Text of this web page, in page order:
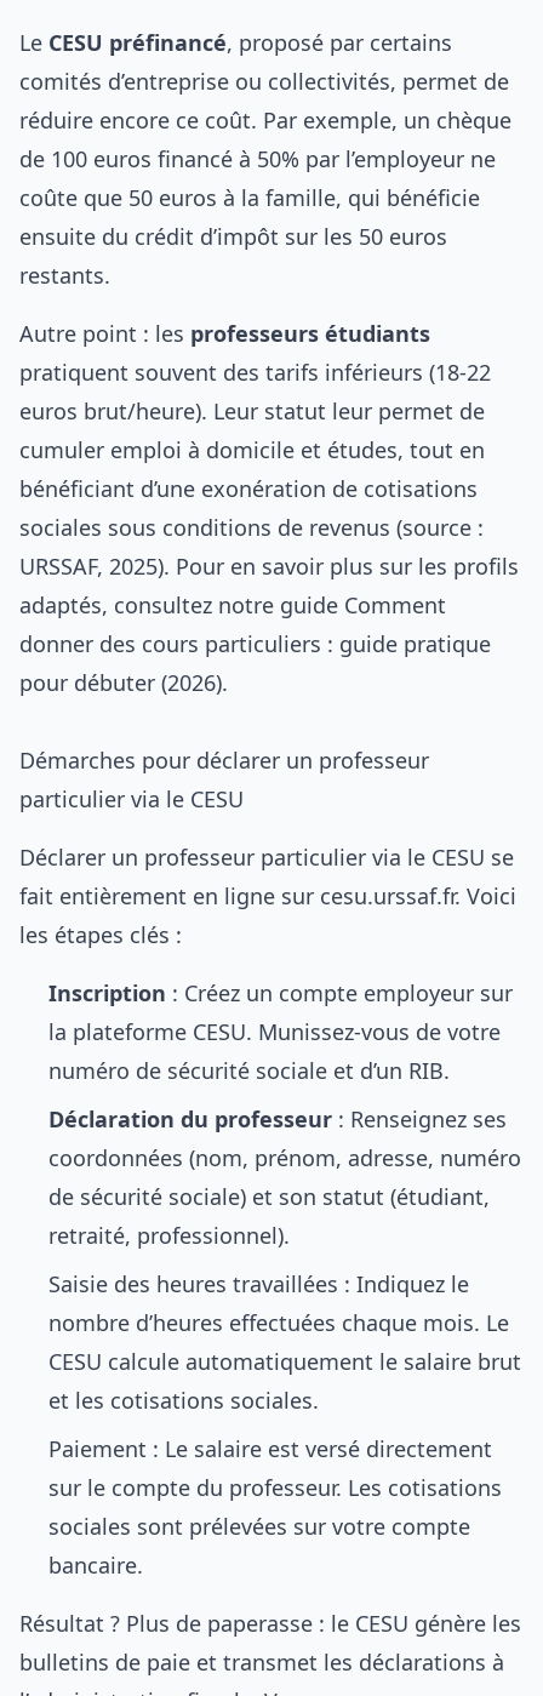
Le CESU préfinancé, proposé par certains
comités d’entreprise ou collectivités, permet de
réduire encore ce coût. Par exemple, un chèque
de 100 euros financé à 50% par l’employeur ne
coûte que 50 euros à la famille, qui bénéficie
ensuite du crédit d’impôt sur les 50 euros
restants.
Autre point : les professeurs étudiants
pratiquent souvent des tarifs inférieurs (18-22
euros brut/heure). Leur statut leur permet de
cumuler emploi à domicile et études, tout en
bénéficiant d’une exonération de cotisations
sociales sous conditions de revenus (source :
URSSAF, 2025). Pour en savoir plus sur les profils
adaptés, consultez notre guide Comment
donner des cours particuliers : guide pratique
pour débuter (2026).
Démarches pour déclarer un professeur
particulier via le CESU
Déclarer un professeur particulier via le CESU se
fait entièrement en ligne sur cesu.urssaf.fr. Voici
les étapes clés :
Inscription : Créez un compte employeur sur
la plateforme CESU. Munissez-vous de votre
numéro de sécurité sociale et d’un RIB.
Déclaration du professeur : Renseignez ses
coordonnées (nom, prénom, adresse, numéro
de sécurité sociale) et son statut (étudiant,
retraité, professionnel).
Saisie des heures travaillées : Indiquez le
nombre d’heures effectuées chaque mois. Le
CESU calcule automatiquement le salaire brut
et les cotisations sociales.
Paiement : Le salaire est versé directement
sur le compte du professeur. Les cotisations
sociales sont prélevées sur votre compte
bancaire.
Résultat ? Plus de paperasse : le CESU génère les
bulletins de paie et transmet les déclarations à